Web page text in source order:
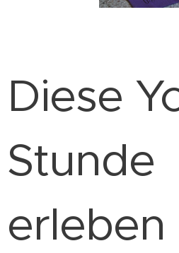
Diese
Stunde
erleben